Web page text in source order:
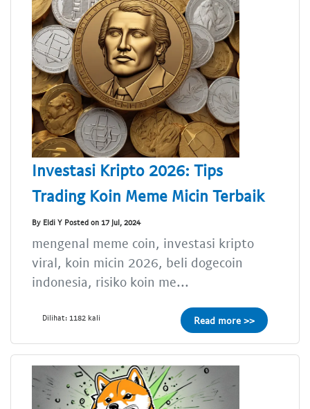
Investasi Kripto 2026: Tips
Trading Koin Meme Micin Terbaik
By Eldi Y Posted on 17 Jul, 2024
mengenal meme coin, investasi kripto
viral, koin micin 2026, beli dogecoin
indonesia, risiko koin me...
Dilihat: 1182 kali Read more >>